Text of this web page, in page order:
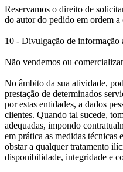
Reservamos o direito de
do autor do pedido em ordem
10 - Divulgação de informação
Não vendemos ou
No âmbito da sua atividade,
prestação de determinados
por estas entidades, a dados
clientes. Quando tal sucede,
adequadas, impondo
em prática as medidas técnicas
obstar a qualquer tratamento
disponibilidade, integridade e